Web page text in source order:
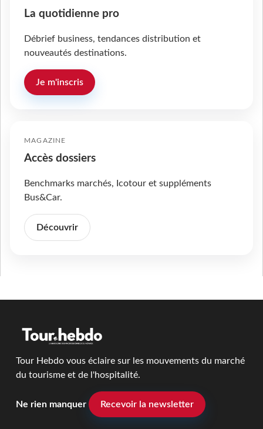
La quotidienne pro
Débrief business, tendances distribution et
nouveautés destinations.
Je m'inscris
MAGAZINE
Accès dossiers
Benchmarks marchés, Icotour et suppléments
Bus&Car.
Découvrir
Tour Hebdo vous éclaire sur les mouvements du marché
du tourisme et de l'hospitalité.
Ne rien manquer Recevoir la newsletter